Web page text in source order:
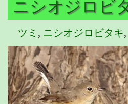
ニシオジロビ
ツミ , ニシオジロビタキ,